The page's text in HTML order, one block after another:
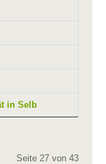
in Selb
Seite 27 von 43